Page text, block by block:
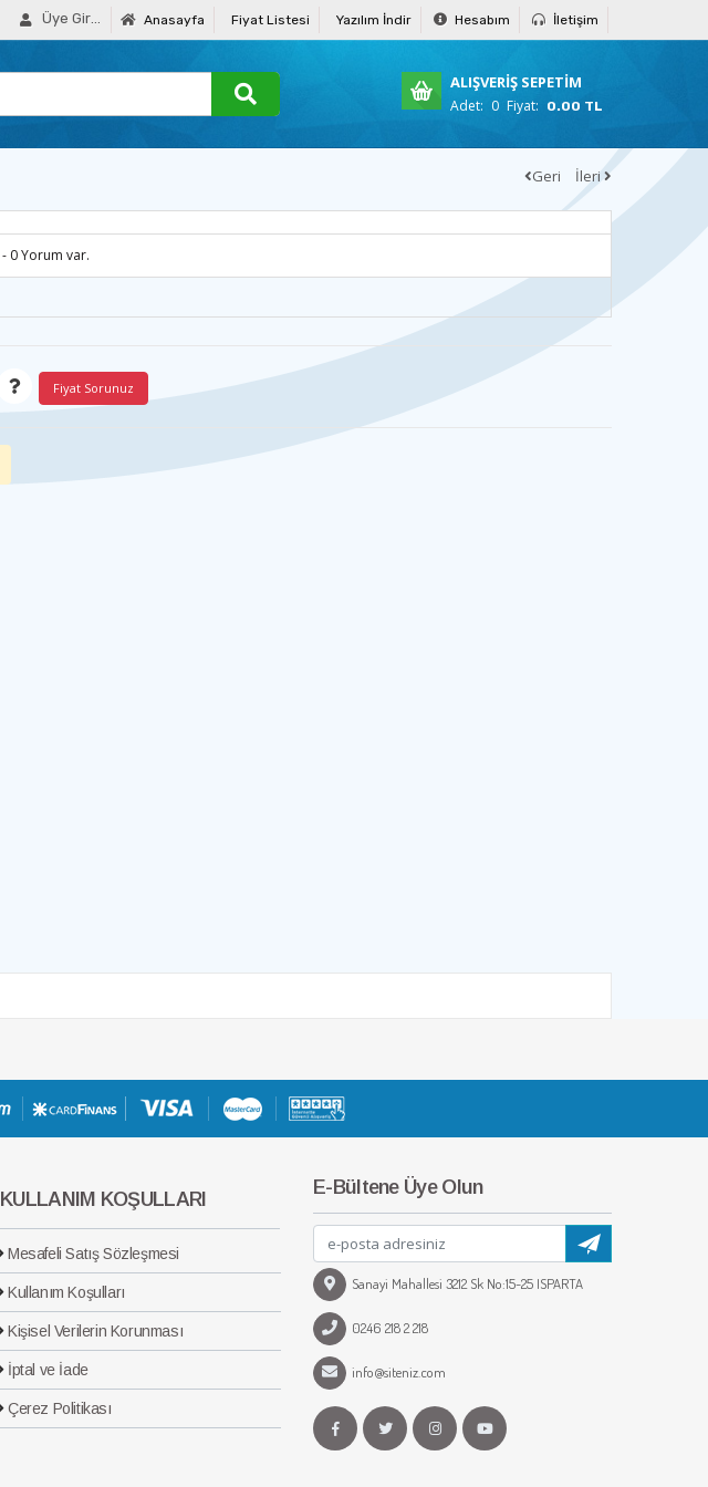
Üye Girişi Anasayfa Fiyat Listesi Yazılım İndir Hesabım İletişim
ALIŞVERİŞ SEPETİM
Adet: 0 Fiyat: 0.00 TL
Geri İleri
- 0 Yorum var.
Fiyat Sorunuz
KULLANIM KOŞULLARI
Mesafeli Satış Sözleşmesi
Kullanım Koşulları
Kişisel Verilerin Korunması
İptal ve İade
Çerez Politikası
E-Bültene Üye Olun
Sanayi Mahallesi 3212 Sk No:15-25 ISPARTA
0246 218 2 218
info@siteniz.com